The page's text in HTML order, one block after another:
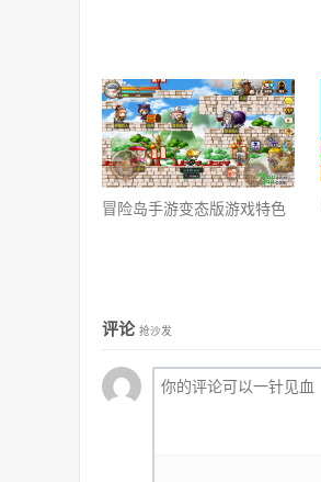
冒险岛手游变态版游戏特色
评论 抢沙发